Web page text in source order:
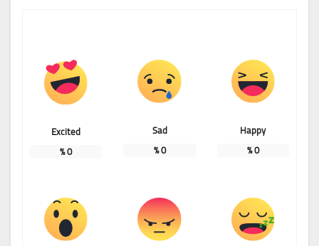
Happy
0
%
Sad
0
%
Excited
0
%